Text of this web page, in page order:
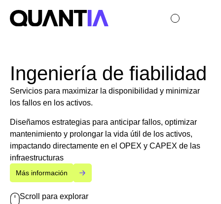
Ingeniería de fiabilidad
Servicios para maximizar la disponibilidad y minimizar
los fallos en los activos.
Diseñamos estrategias para anticipar fallos, optimizar
mantenimiento y prolongar la vida útil de los activos,
impactando directamente en el OPEX y CAPEX de las
infraestructuras
Más información
Scroll para explorar